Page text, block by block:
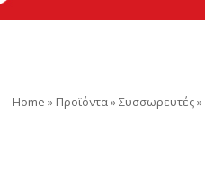
Home » Προϊόντα»Συσσωρευτές»